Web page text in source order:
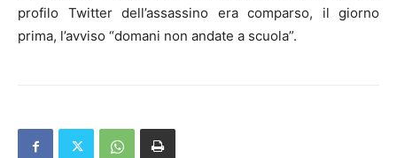
profilo Twitter dell’assassino era comparso, il giorno
prima, l’avviso “domani non andate a scuola”.